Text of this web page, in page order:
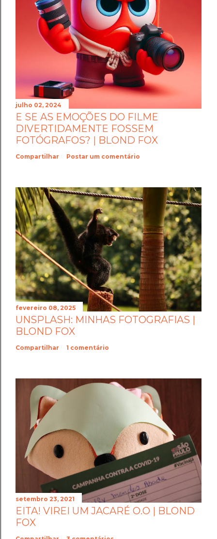
julho 02, 2024
E SE AS EMOÇÕES DO FILME
DIVERTIDAMENTE FOSSEM
FOTÓGRAFOS? | BLOND FOX
Compartilhar Postar um comentário
fevereiro 08, 2025
UNSPLASH: MINHAS FOTOGRAFIAS |
BLOND FOX
Compartilhar 1 comentário
setembro 23, 2021
EITA! VIREI UM JACARÉ O.O | BLOND
FOX